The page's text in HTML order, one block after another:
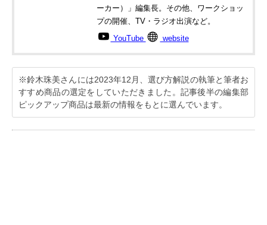
ーカー）」編集長。その他、ワークショッ
プの開催、TV・ラジオ出演など。
YouTube website
※鈴木珠美さんには2023年12月、選び方解説の執筆と筆者お
すすめ商品の選定をしていただきました。記事後半の編集部
ピックアップ商品は最新の情報をもとに選んでいます。